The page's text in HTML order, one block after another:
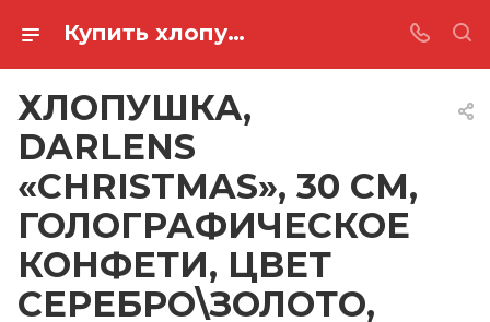
Купить хлопушка, darlens «christmas», 30 см, голографическое конфети, цвет серебро\золото, снежинки DL-DRL03219 в Ростове-на-Дону
ХЛОПУШКА,
DARLENS
«CHRISTMAS», 30 СМ,
ГОЛОГРАФИЧЕСКОЕ
КОНФЕТИ, ЦВЕТ
СЕРЕБРО\ЗОЛОТО,